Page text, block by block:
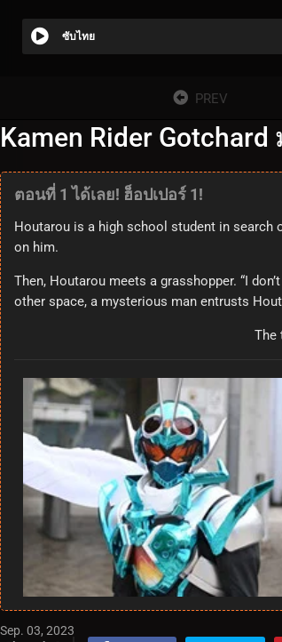
ซับไทย
PREV
Kamen Rider
ตอนที่ 1 ได้เลย! ฮ็อปเปอร์ 1!
Houtarou is a high school student in search
on him.
Then, Houtarou meets a grasshopper. “I
other space, a mysterious man entrusts
The
Sep. 03, 2023